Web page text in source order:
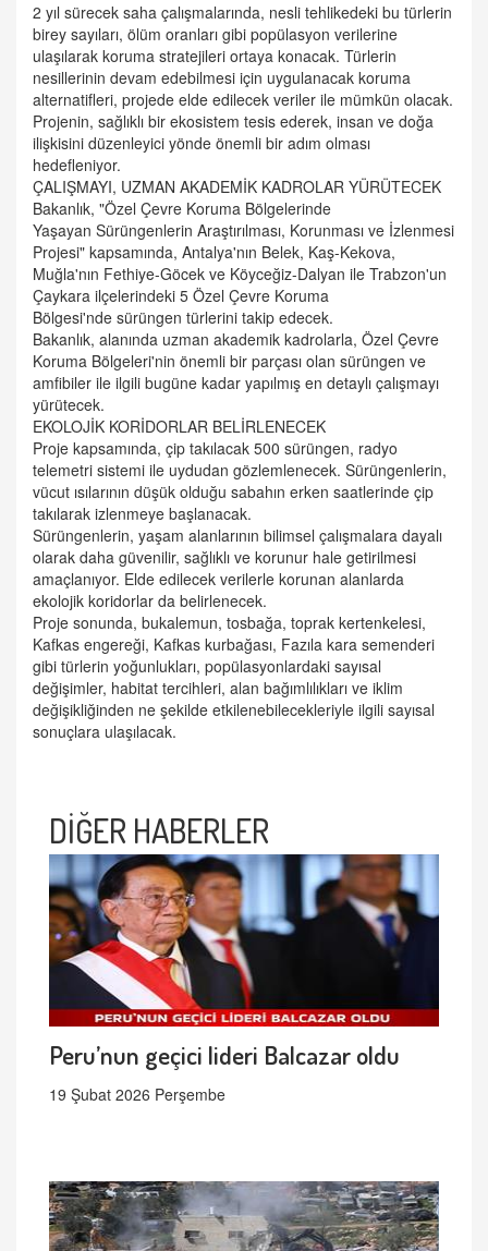
2 yıl sürecek saha çalışmalarında, nesli tehlikedeki bu türlerin
birey sayıları, ölüm oranları gibi popülasyon verilerine
ulaşılarak koruma stratejileri ortaya konacak. Türlerin
nesillerinin devam edebilmesi için uygulanacak koruma
alternatifleri, projede elde edilecek veriler ile mümkün olacak.
Projenin, sağlıklı bir ekosistem tesis ederek, insan ve doğa
ilişkisini düzenleyici yönde önemli bir adım olması
hedefleniyor.
ÇALIŞMAYI, UZMAN AKADEMİK KADROLAR YÜRÜTECEK
Bakanlık, "Özel Çevre Koruma Bölgelerinde
Yaşayan Sürüngenlerin Araştırılması, Korunması ve İzlenmesi
Projesi" kapsamında, Antalya'nın Belek, Kaş-Kekova,
Muğla'nın Fethiye-Göcek ve Köyceğiz-Dalyan ile Trabzon'un
Çaykara ilçelerindeki 5 Özel Çevre Koruma
Bölgesi'nde sürüngen türlerini takip edecek.
Bakanlık, alanında uzman akademik kadrolarla, Özel Çevre
Koruma Bölgeleri'nin önemli bir parçası olan sürüngen ve
amfibiler ile ilgili bugüne kadar yapılmış en detaylı çalışmayı
yürütecek.
EKOLOJİK KORİDORLAR BELİRLENECEK
Proje kapsamında, çip takılacak 500 sürüngen, radyo
telemetri sistemi ile uydudan gözlemlenecek. Sürüngenlerin,
vücut ısılarının düşük olduğu sabahın erken saatlerinde çip
takılarak izlenmeye başlanacak.
Sürüngenlerin, yaşam alanlarının bilimsel çalışmalara dayalı
olarak daha güvenilir, sağlıklı ve korunur hale getirilmesi
amaçlanıyor. Elde edilecek verilerle korunan alanlarda
ekolojik koridorlar da belirlenecek.
Proje sonunda, bukalemun, tosbağa, toprak kertenkelesi,
Kafkas engereği, Kafkas kurbağası, Fazıla kara semenderi
gibi türlerin yoğunlukları, popülasyonlardaki sayısal
değişimler, habitat tercihleri, alan bağımlılıkları ve iklim
değişikliğinden ne şekilde etkilenebilecekleriyle ilgili sayısal
sonuçlara ulaşılacak.
DİĞER HABERLER
Peru’nun geçici lideri Balcazar oldu
19 Şubat 2026 Perşembe